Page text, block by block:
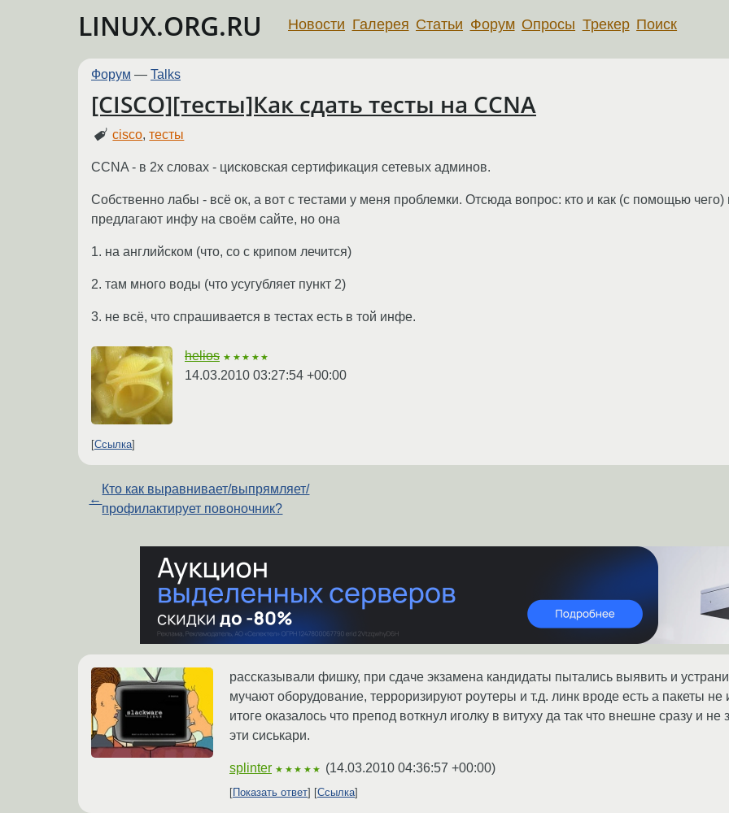
LINUX.ORG.RU Новости Галерея Статьи Форум Опросы Трекер Поиск
Форум — Talks
[CISCO][тесты]Как сдать тесты на CCNA
cisco,тесты
CCNA - в 2х словах - цисковская сертификация сетевых админов.
Собственно лабы - всё ок, а вот с тестами у меня проблемки. Отсюда вопрос: кто и как (с помощью чего)
предлагают инфу на своём сайте, но она
1. на английском (что, со с крипом лечится)
2. там много воды (что усугубляет пункт 2)
3. не всё, что спрашивается в тестах есть в той инфе.
helios ★★★★★
14.03.2010 03:27:54 +00:00
Ссылка
←
Кто как выравнивает/выпрямляет/
профилактирует повоночник?
рассказывали фишку, при сдаче экзамена кандидаты пытались выявить и
мучают оборудование, терроризируют роутеры и т.д. линк вроде есть а пакеты
итоге оказалось что препод воткнул иголку в витуху да так что внешне сразу и
эти сиськари.
splinter ★★★★★ (14.03.2010 04:36:57 +00:00)
Показать ответ Ссылка